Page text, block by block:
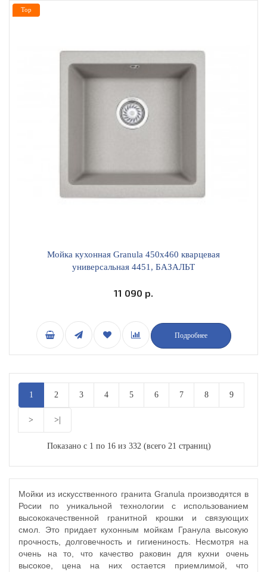
Мойка кухонная Granula 450х460 кварцевая
универсальная 4451, БАЗАЛЬТ
11 090 р.
Подробнее
Top
1 2 3 4 5 6 7 8 9
> >|
Показано с 1 по 16 из 332 (всего 21 страниц)
Мойки из искусственного гранита Granula производятся в
Росии по уникальной технологии с использованием
высококачественной гранитной крошки и связующих
смол. Это придает кухонным мойкам Гранула высокую
прочность, долговечность и гигиениность. Несмотря на
очень на то, что качество раковин для кухни очень
высокое, цена на них остается приемлимой, что